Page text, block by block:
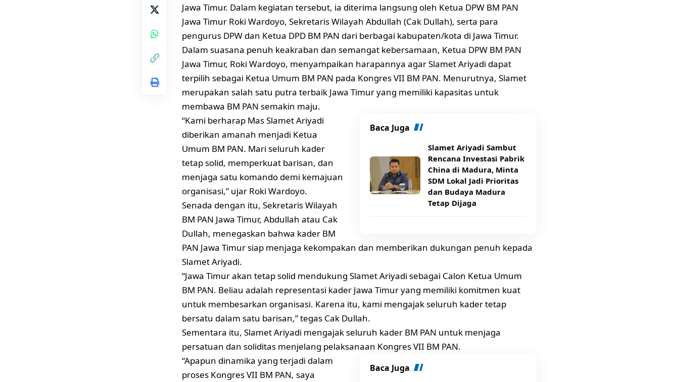
Jawa Timur. Dalam kegiatan tersebut, ia diterima langsung oleh Ketua DPW BM PAN
Jawa Timur Roki Wardoyo, Sekretaris Wilayah Abdullah (Cak Dullah), serta para
pengurus DPW dan Ketua DPD BM PAN dari berbagai kabupaten/kota di Jawa Timur.
Dalam suasana penuh keakraban dan semangat kebersamaan, Ketua DPW BM PAN
Jawa Timur, Roki Wardoyo, menyampaikan harapannya agar Slamet Ariyadi dapat
terpilih sebagai Ketua Umum BM PAN pada Kongres VII BM PAN. Menurutnya, Slamet
merupakan salah satu putra terbaik Jawa Timur yang memiliki kapasitas untuk
membawa BM PAN semakin maju.
Baca Juga
Slamet Ariyadi Sambut
Rencana Investasi Pabrik
China di Madura, Minta
SDM Lokal Jadi Prioritas
dan Budaya Madura
Tetap Dijaga
“Kami berharap Mas Slamet Ariyadi
diberikan amanah menjadi Ketua
Umum BM PAN. Mari seluruh kader
tetap solid, memperkuat barisan, dan
menjaga satu komando demi kemajuan
organisasi,” ujar Roki Wardoyo.
Senada dengan itu, Sekretaris Wilayah
BM PAN Jawa Timur, Abdullah atau Cak
Dullah, menegaskan bahwa kader BM
PAN Jawa Timur siap menjaga kekompakan dan memberikan dukungan penuh kepada
Slamet Ariyadi.
“Jawa Timur akan tetap solid mendukung Slamet Ariyadi sebagai Calon Ketua Umum
BM PAN. Beliau adalah representasi kader Jawa Timur yang memiliki komitmen kuat
untuk membesarkan organisasi. Karena itu, kami mengajak seluruh kader tetap
bersatu dalam satu barisan,” tegas Cak Dullah.
Sementara itu, Slamet Ariyadi mengajak seluruh kader BM PAN untuk menjaga
persatuan dan soliditas menjelang pelaksanaan Kongres VII BM PAN.
Baca Juga
“Apapun dinamika yang terjadi dalam
proses Kongres VII BM PAN, saya